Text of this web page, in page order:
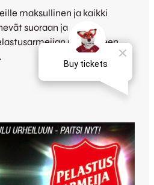
maksullinen ja kaikki
suoraan ja
paikalliseen